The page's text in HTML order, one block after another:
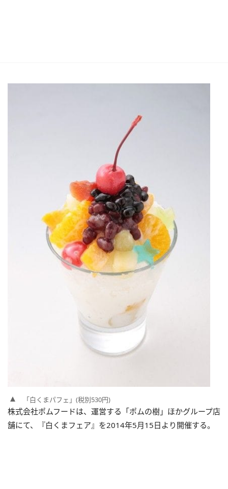
「白くまパフェ」(税別530円)
株式会社ポムフードは、運営する「ポムの樹」ほかグループ店
舗にて、『白くまフェア』を2014年5月15日より開催する。